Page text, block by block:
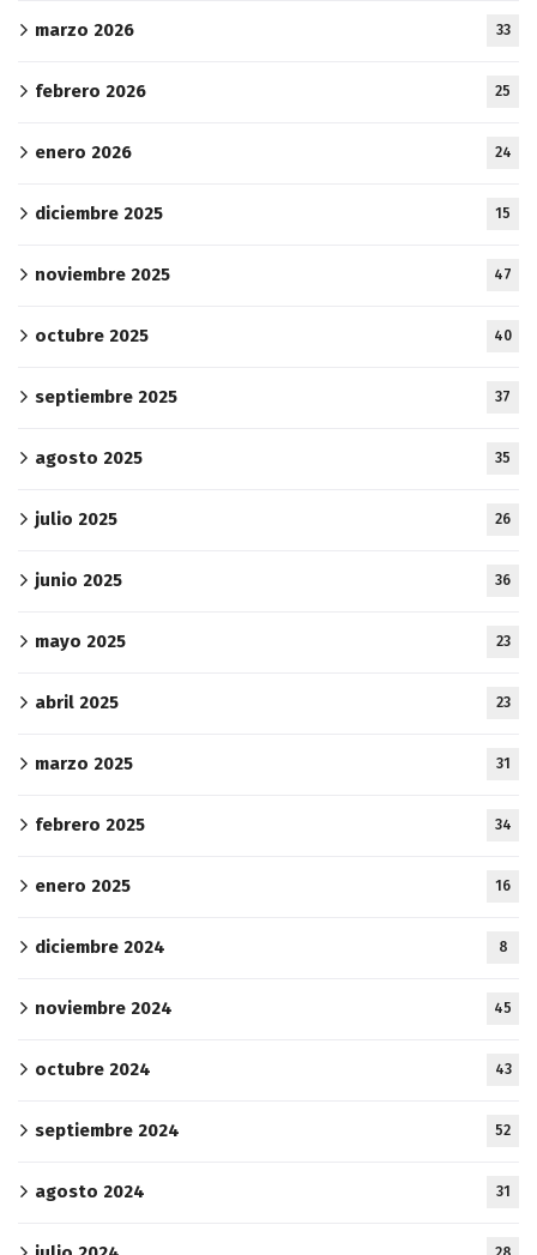
marzo 2026 33
febrero 2026 25
enero 2026 24
diciembre 2025 15
noviembre 2025 47
octubre 2025 40
septiembre 2025 37
agosto 2025 35
julio 2025 26
junio 2025 36
mayo 2025 23
abril 2025 23
marzo 2025 31
febrero 2025 34
enero 2025 16
diciembre 2024 8
noviembre 2024 45
octubre 2024 43
septiembre 2024 52
agosto 2024 31